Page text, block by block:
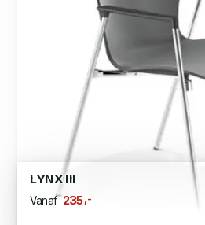
LYNX III
Vanaf 235,-